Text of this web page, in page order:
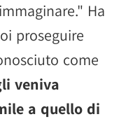
Ha
proseguire
come
veniva
a quello di